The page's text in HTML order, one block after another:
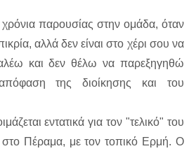
παρουσίας στην ομάδα, όταν
αλλά δεν είναι στο χέρι σου να
και δεν θέλω να παρεξηγηθώ
της διοίκησης και του
εντατικά για τον "τελικό" του
Πέραμα, με τον τοπικό Ερμή. Ο